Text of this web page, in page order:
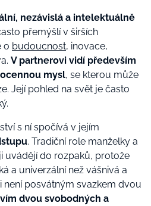
nezávislá a intelektuálně
přemýšlí v širších
o budoucnost, inovace,
V partnerovi vidí především
mysl, se kterou může
Její pohled na svět je často
s ní spočívá v jejím
. Tradiční role manželky a
uvádějí do rozpaků, protože
a univerzální než vášnivá a
není posvátným svazkem dvou
dvou svobodných a